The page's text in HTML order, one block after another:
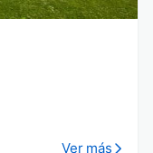
Ver más